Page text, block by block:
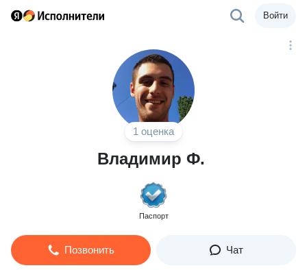
Войти
1 оценка
Владимир Ф.
Паспорт
Позвонить Чат